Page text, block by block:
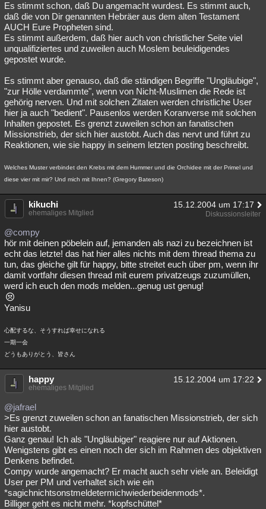
Es stimmt schon, daß Du angemacht wurdest. Es stimmt auch,
daß die von Dir genannten Hebräer aus dem alten Testament
AUCH Eure Propheten sind.
Es stimmt außerdem, daß hier auch von christlicher Seite viel
unqualifiziertes und zuweilen auch Moslem beuleidigendes
gepostet wurde.
Es stimmt aber genauso, daß die ständigen Begriffe "Ungläubige",
"zur Hölle verdammte", wenn von Nicht-Muslimen die Rede ist
gehörig nerven. Und mit solchen Zitaten werden christliche User
hier ja auch "bedient". Pausenlos werden Koranverse mit solchen
Inhalten gepostet. Es grenzt zuweilen schon an fanatischen
Missionstrieb, der sich hier austobt. Auch das nervt und führt zu
Reaktionen, wie sie happy in seinem letzten posting beschreibt.
Welches Muster verbindet den Krebs mit dem Hummer und die Orchidee mit der Primel und
diese vier mit mir? Und mich mit Ihnen? (Gregory Bateson)
kikuchi 15.12.2004 um 17:17
ehemaliges Mitglied Diskussionsleiter
@compy
hör mit deinen pöbelein auf, jemanden als nazi zu bezeichnen ist
echt das letzte! das hat hier alles nichts mit dem thread thema zu
tun, das gleiche gilt für happy, bitte streitet euch über pm, wenn ihr
damit vortfahr diesen thread mit eurem privatzeugs zuzumüllen,
werd ich euch den mods melden...genug ust genug!
Yanisu
心配するな、そうすれば幸せになれる
一期一会
どうもありがとう、皆さん
happy 15.12.2004 um 17:22
ehemaliges Mitglied
@jafrael
>Es grenzt zuweilen schon an fanatischen Missionstrieb, der sich
hier austobt.
Ganz genau! Ich als "Ungläubiger" reagiere nur auf Aktionen.
Wenigstens gibt es einen noch der sich im Rahmen des objektiven
Denkens befindet.
Compy wurde angemacht? Er macht auch sehr viele an. Beleidigt
User per PM und verhaltet sich wie ein
*sagichnichtsonstmeldetermichwiederbeidenmods*.
Billiger geht es nicht mehr. *kopfschüttel*